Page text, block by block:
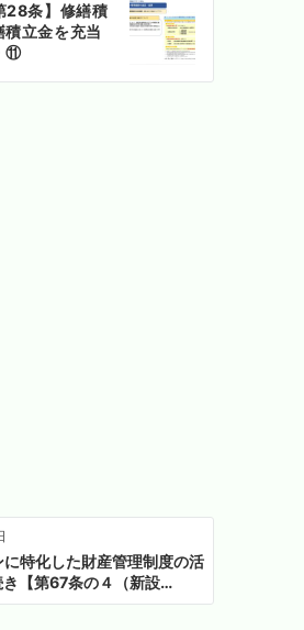
28条】修繕積
立金を充当
⑪
特化した財産管理制度の活
き【第67条の４（新設…